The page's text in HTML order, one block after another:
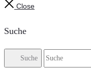
Close
Suche
Suche